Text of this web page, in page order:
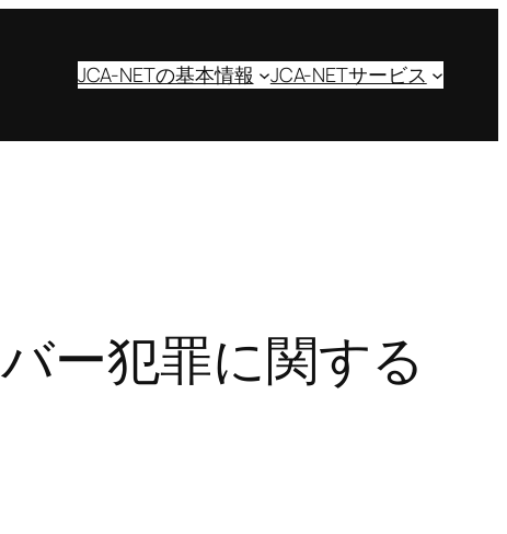
JCA-NETの基本情報 JCA-NETサービス
ー犯罪に関する